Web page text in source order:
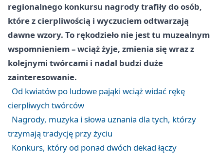
regionalnego konkursu nagrody trafiły do osób,
które z cierpliwością i wyczuciem odtwarzają
dawne wzory. To rękodzieło nie jest tu muzealnym
wspomnieniem – wciąż żyje, zmienia się wraz z
kolejnymi twórcami i nadal budzi duże
zainteresowanie.
Od kwiatów po ludowe pająki wciąż widać rękę
cierpliwych twórców
Nagrody, muzyka i słowa uznania dla tych, którzy
trzymają tradycję przy życiu
Konkurs, który od ponad dwóch dekad łączy